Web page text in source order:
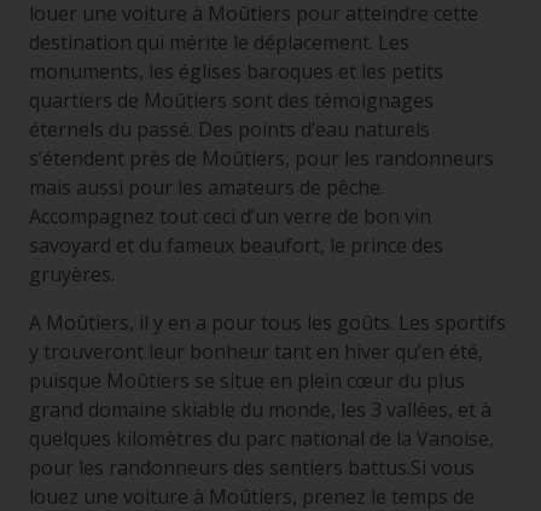
louer une voiture à Moûtiers pour atteindre cette
destination qui mérite le déplacement. Les
monuments, les églises baroques et les petits
quartiers de Moûtiers sont des témoignages
éternels du passé. Des points d’eau naturels
s’étendent près de Moûtiers, pour les randonneurs
mais aussi pour les amateurs de pêche.
Accompagnez tout ceci d’un verre de bon vin
savoyard et du fameux beaufort, le prince des
gruyères.
A Moûtiers, il y en a pour tous les goûts. Les sportifs
y trouveront leur bonheur tant en hiver qu’en été,
puisque Moûtiers se situe en plein cœur du plus
grand domaine skiable du monde, les 3 vallées, et à
quelques kilomètres du parc national de la Vanoise,
pour les randonneurs des sentiers battus.Si vous
louez une voiture à Moûtiers, prenez le temps de